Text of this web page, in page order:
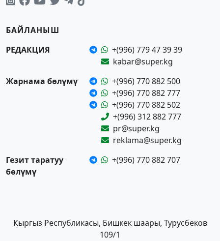
БАЙЛАНЫШ
РЕДАКЦИЯ
+(996) 779 47 39 39
kabar@super.kg
Жарнама бөлүмү
+(996) 770 882 500
+(996) 770 882 777
+(996) 770 882 502
+(996) 312 882 777
pr@super.kg
reklama@super.kg
Гезит таратуу
бөлүмү
+(996) 770 882 707
Кыргыз Республикасы, Бишкек шаары, Турусбеков
109/1